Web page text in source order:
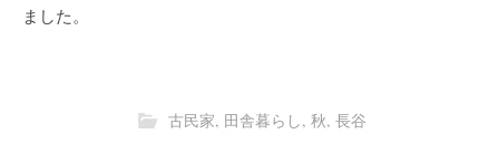
ました。
古民家, 田舎暮らし, 秋, 長谷